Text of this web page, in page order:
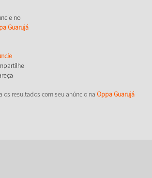
no
Guarujá
os resultados com seu anúncio na Oppa Guarujá